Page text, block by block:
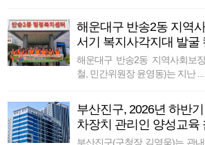
해운대구 반송2동 지역
서기 복지사각지대 발굴
해운대구 반송2동 지역사회보
철, 민간위원장 윤영동)는 지난 ...
부산진구, 2026년 하반
차장치 관리인 양성교육
부산진구(구청장 김영욱)는 관